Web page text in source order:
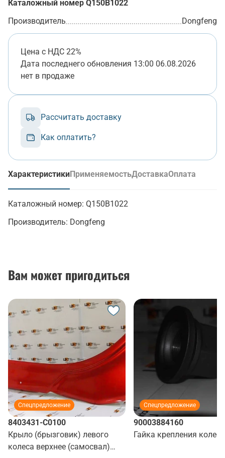
Каталожный номер Q150B1022
Производитель
Dongfeng
Цена с НДС 22%
Дата последнего обновления 13:00 06.08.2026
нет в продаже
Рассчитать доставку
Как оплатить?
Характеристики
(активная вкладка)
ПрименяемостьДоставкаОплата
Каталожный номер: Q150B1022
Производитель: Dongfeng
Вам может пригодиться
Спецпредложение
8403431-C0100
Крыло (брызговик) левого
колеса верхнее (самосвал)
Спецпредложение
90003884160
Гайка крепления